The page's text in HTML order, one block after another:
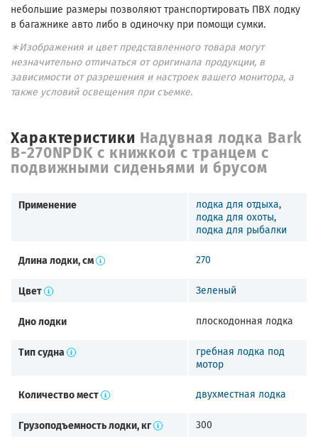
небольшие размеры позволяют транспортировать ПВХ лодку
в багажнике авто либо в одиночку при помощи сумки.
∗Изображения и цвет представленного товара могут
незначительно отличаться от оригинала продукции, в
зависимости от разрешения и настроек вашего монитора, а
также условий освещения при съемке.
Характеристики Надувная лодка Bark
B-270NPDK с книжкой с транцем с
подвижными сиденьями и брусом
Применение лодка для отдыха,
лодка для охоты,
лодка для рыбалки
Длина лодки, см 270
Цвет Зеленый
Дно лодки плоскодонная лодка
Тип судна
гребная лодка под
мотор
Количество мест двухместная лодка
Грузоподъемность лодки, кг 300